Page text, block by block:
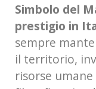
Simbolo del
prestigio in
sempre
il territorio,
risorse